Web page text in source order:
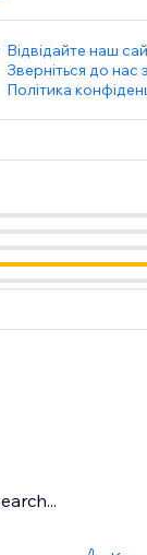
Відвідайте наш
Зверніться до нас
Політика